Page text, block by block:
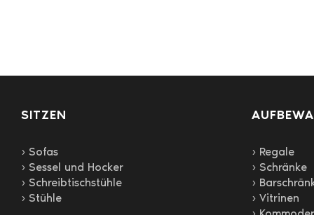
SITZEN
› Sofas
› Sessel und Hocker
› Schreibtischstühle
› Stühle
› Regale
› Schränke
›
› Vitrinen